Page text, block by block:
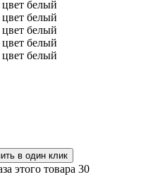
в один клик
этого товара 30